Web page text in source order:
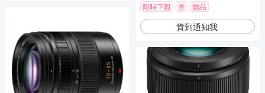
限時下殺
券 贈品
貨到通知我